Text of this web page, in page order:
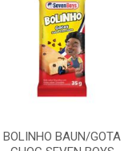
BOLINHO BAUN/GOTA